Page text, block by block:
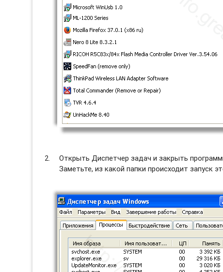
Открыть Диспетчер задач и закрыть
Заметьте, из какой папки происходит запуск